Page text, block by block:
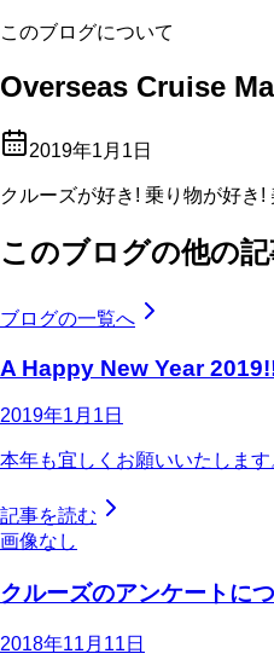
このブログについて
Overseas Cruise
2019年1月1日
クルーズが好き! 乗り物が好き!
このブログの他の
ブログの一覧へ
A Happy New Year
2019年1月1日
本年も宜しくお願いいたしま
記事を読む
画像なし
クルーズのアンケートに
2018年11月11日